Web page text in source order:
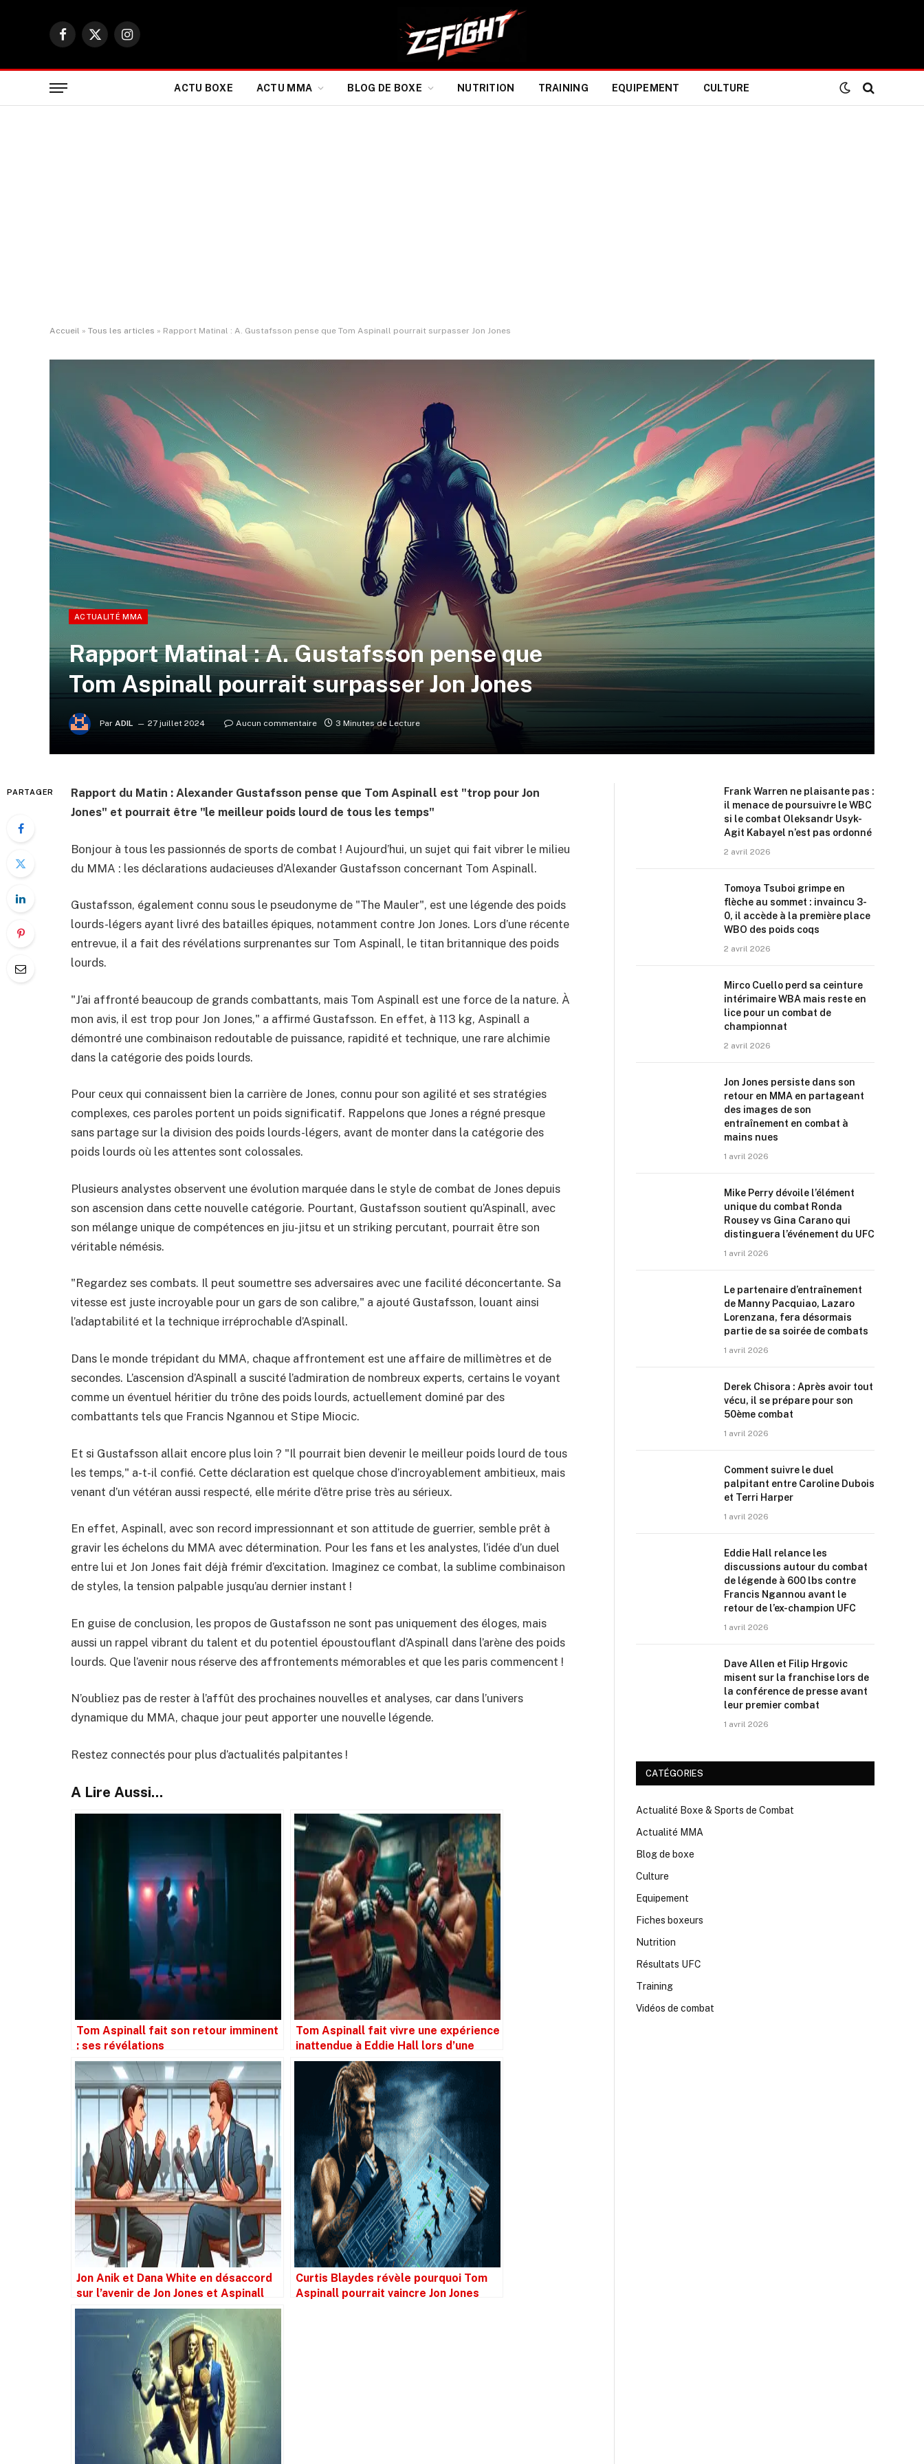
Facebook
X
Instagram
ACTU BOXE ACTU MMA BLOG DE BOXE NUTRITION TRAINING EQUIPEMENT CULTURE
Accueil » Tous les articles » Rapport Matinal : A. Gustafsson pense que Tom Aspinall pourrait surpasser Jon Jones
ACTUALITÉ MMA
Rapport Matinal : A. Gustafsson pense que
Tom Aspinall pourrait surpasser Jon Jones
Par ADIL 27 juillet 2024 Aucun commentaire 3 Minutes de Lecture
PARTAGER
Rapport du Matin : Alexander Gustafsson pense que Tom Aspinall est "trop pour Jon
Jones" et pourrait être "le meilleur poids lourd de tous les temps"
Bonjour à tous les passionnés de sports de combat ! Aujourd’hui, un sujet qui fait vibrer le milieu
du MMA : les déclarations audacieuses d’Alexander Gustafsson concernant Tom Aspinall.
Gustafsson, également connu sous le pseudonyme de "The Mauler", est une légende des poids
lourds-légers ayant livré des batailles épiques, notamment contre Jon Jones. Lors d’une récente
entrevue, il a fait des révélations surprenantes sur Tom Aspinall, le titan britannique des poids
lourds.
"J’ai affronté beaucoup de grands combattants, mais Tom Aspinall est une force de la nature. À
mon avis, il est trop pour Jon Jones," a affirmé Gustafsson. En effet, à 113 kg, Aspinall a
démontré une combinaison redoutable de puissance, rapidité et technique, une rare alchimie
dans la catégorie des poids lourds.
Pour ceux qui connaissent bien la carrière de Jones, connu pour son agilité et ses stratégies
complexes, ces paroles portent un poids significatif. Rappelons que Jones a régné presque
sans partage sur la division des poids lourds-légers, avant de monter dans la catégorie des
poids lourds où les attentes sont colossales.
Plusieurs analystes observent une évolution marquée dans le style de combat de Jones depuis
son ascension dans cette nouvelle catégorie. Pourtant, Gustafsson soutient qu’Aspinall, avec
son mélange unique de compétences en jiu-jitsu et un striking percutant, pourrait être son
véritable némésis.
"Regardez ses combats. Il peut soumettre ses adversaires avec une facilité déconcertante. Sa
vitesse est juste incroyable pour un gars de son calibre," a ajouté Gustafsson, louant ainsi
l’adaptabilité et la technique irréprochable d’Aspinall.
Dans le monde trépidant du MMA, chaque affrontement est une affaire de millimètres et de
secondes. L’ascension d’Aspinall a suscité l’admiration de nombreux experts, certains le voyant
comme un éventuel héritier du trône des poids lourds, actuellement dominé par des
combattants tels que Francis Ngannou et Stipe Miocic.
Et si Gustafsson allait encore plus loin ? "Il pourrait bien devenir le meilleur poids lourd de tous
les temps," a-t-il confié. Cette déclaration est quelque chose d’incroyablement ambitieux, mais
venant d’un vétéran aussi respecté, elle mérite d’être prise très au sérieux.
En effet, Aspinall, avec son record impressionnant et son attitude de guerrier, semble prêt à
gravir les échelons du MMA avec détermination. Pour les fans et les analystes, l’idée d’un duel
entre lui et Jon Jones fait déjà frémir d’excitation. Imaginez ce combat, la sublime combinaison
de styles, la tension palpable jusqu’au dernier instant !
En guise de conclusion, les propos de Gustafsson ne sont pas uniquement des éloges, mais
aussi un rappel vibrant du talent et du potentiel époustouflant d’Aspinall dans l’arène des poids
lourds. Que l’avenir nous réserve des affrontements mémorables et que les paris commencent !
N’oubliez pas de rester à l’affût des prochaines nouvelles et analyses, car dans l’univers
dynamique du MMA, chaque jour peut apporter une nouvelle légende.
Restez connectés pour plus d’actualités palpitantes !
A Lire Aussi...
Tom Aspinall fait son retour imminent
: ses révélations
Tom Aspinall fait vivre une expérience
inattendue à Eddie Hall lors d’une
séance de sparring en MMA
Jon Anik et Dana White en désaccord
sur l’avenir de Jon Jones et Aspinall
Curtis Blaydes révèle pourquoi Tom
Aspinall pourrait vaincre Jon Jones
Frank Warren ne plaisante pas :
il menace de poursuivre le WBC
si le combat Oleksandr Usyk-
Agit Kabayel n’est pas ordonné
2 avril 2026
Tomoya Tsuboi grimpe en
flèche au sommet : invaincu 3-
0, il accède à la première place
WBO des poids coqs
2 avril 2026
Mirco Cuello perd sa ceinture
intérimaire WBA mais reste en
lice pour un combat de
championnat
2 avril 2026
Jon Jones persiste dans son
retour en MMA en partageant
des images de son
entraînement en combat à
mains nues
1 avril 2026
Mike Perry dévoile l’élément
unique du combat Ronda
Rousey vs Gina Carano qui
distinguera l’événement du UFC
1 avril 2026
Le partenaire d’entraînement
de Manny Pacquiao, Lazaro
Lorenzana, fera désormais
partie de sa soirée de combats
1 avril 2026
Derek Chisora : Après avoir tout
vécu, il se prépare pour son
50ème combat
1 avril 2026
Comment suivre le duel
palpitant entre Caroline Dubois
et Terri Harper
1 avril 2026
Eddie Hall relance les
discussions autour du combat
de légende à 600 lbs contre
Francis Ngannou avant le
retour de l’ex-champion UFC
1 avril 2026
Dave Allen et Filip Hrgovic
misent sur la franchise lors de
la conférence de presse avant
leur premier combat
1 avril 2026
CATÉGORIES
Actualité Boxe & Sports de Combat
Actualité MMA
Blog de boxe
Culture
Equipement
Fiches boxeurs
Nutrition
Résultats UFC
Training
Vidéos de combat